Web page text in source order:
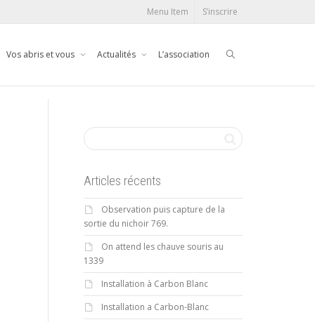
Menu Item S’inscrire
Vos abris et vous Actualités L’association
Articles récents
Observation puis capture de la
sortie du nichoir 769.
On attend les chauve souris au
1339
Installation à Carbon Blanc
Installation a Carbon-Blanc